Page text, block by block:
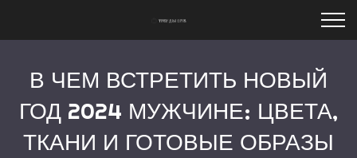
В ЧЕМ ВСТРЕТИТЬ НОВЫЙ
ГОД 2024 МУЖЧИНЕ: ЦВЕТА,
ТКАНИ И ГОТОВЫЕ ОБРАЗЫ